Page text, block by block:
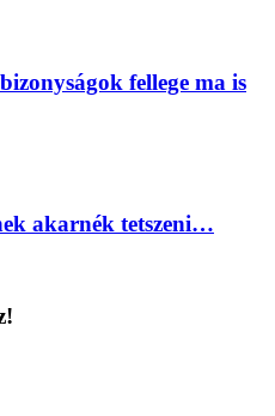
fellege ma is
akarnék tetszeni…